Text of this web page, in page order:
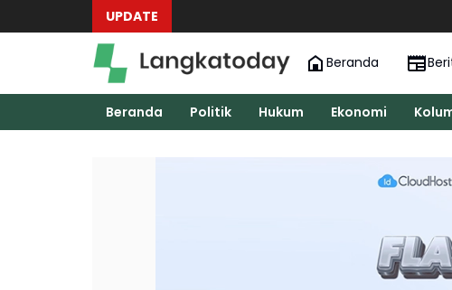
UPDATE
Beranda
Beranda Politik Hukum Ekonomi